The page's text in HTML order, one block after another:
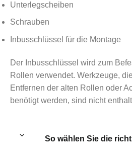
Unterlegscheiben
Schrauben
Inbusschlüssel für die Montage
Der Inbusschlüssel wird zum
Rollen verwendet. Werkzeuge,
Entfernen der alten Rollen oder
benötigt werden, sind nicht
So wählen Sie die